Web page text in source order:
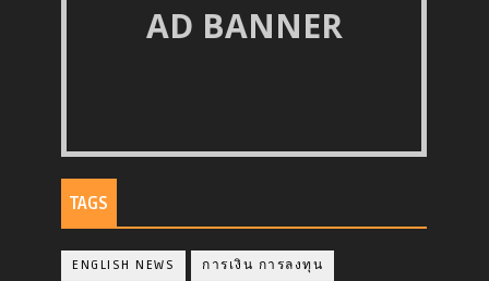
AD BANNER
TAGS
ENGLISH NEWS การเงิน การลงทุน